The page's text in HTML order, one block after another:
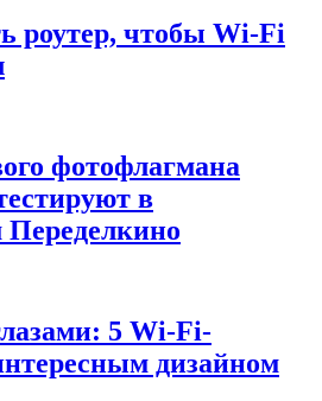
роутер, чтобы Wi-Fi
фотофлагмана
в
Переделкино
5 Wi-Fi-
дизайном